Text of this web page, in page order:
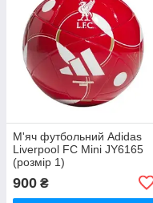
М'яч футбольний Adidas
Liverpool FC Mini JY6165
(розмір 1)
900 ₴